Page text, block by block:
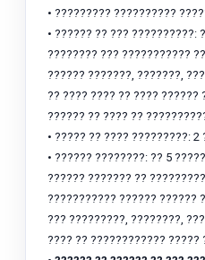
• ????????? ??????????
• ?????? ?? ??? ??????????:
???????? ??? ???????????
?????? ???????, ???????,
?? ???? ???? ?? ???? ??????
?????? ?? ???? ??
• ????? ?? ???? ?????????: 2
• ?????? ????????: ?? 5
?????? ??????? ??
??????????? ?????? ??????
??? ?????????, ????????,
???? ?? ???????????? ?????